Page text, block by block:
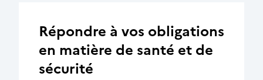
Répondre à vos obligations
en matière de santé et de
sécurité